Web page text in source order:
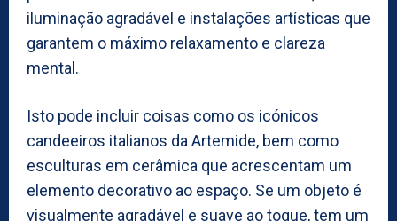
iluminação agradável e instalações artísticas que
garantem o máximo relaxamento e clareza
mental.
Isto pode incluir coisas como os icónicos
candeeiros italianos da Artemide, bem como
esculturas em cerâmica que acrescentam um
elemento decorativo ao espaço. Se um objeto é
visualmente agradável e suave ao toque, tem um